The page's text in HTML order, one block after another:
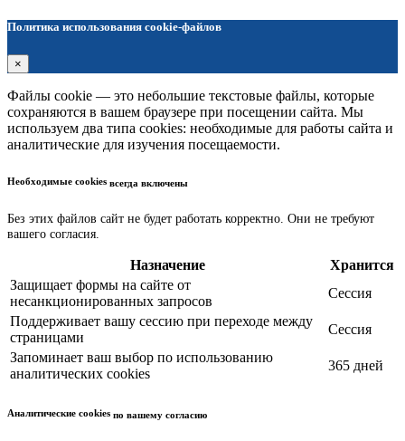
Политика использования cookie-файлов
×
Файлы cookie — это небольшие текстовые файлы, которые
сохраняются в вашем браузере при посещении сайта. Мы
используем два типа cookies: необходимые для работы сайта и
аналитические для изучения посещаемости.
Необходимые cookies всегда включены
Без этих файлов сайт не будет работать корректно. Они не требуют
вашего согласия.
Назначение
Хранится
Защищает формы на сайте от
несанкционированных запросов
Сессия
Поддерживает вашу сессию при переходе между
страницами
Сессия
Запоминает ваш выбор по использованию
аналитических cookies
365 дней
Аналитические cookies по вашему согласию